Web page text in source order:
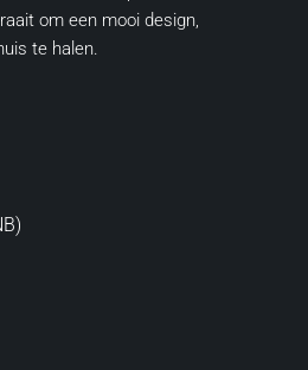
om een mooi design,
te halen.